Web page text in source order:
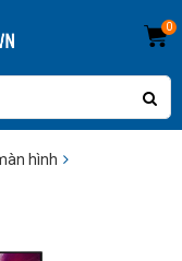
0
hình